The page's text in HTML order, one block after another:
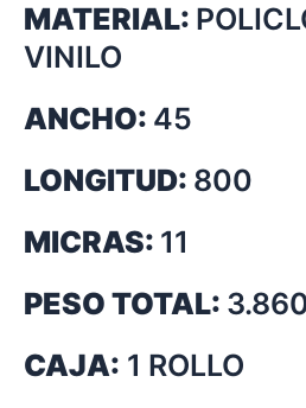
MATERIAL:
VINILO
ANCHO: 45
LONGITUD: 800
MICRAS: 11
PESO TOTAL:
CAJA: 1 ROLLO